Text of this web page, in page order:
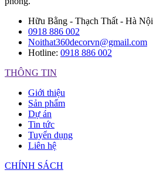
Hữu Bằng - Thạch Thất - Hà Nội
0918 886 002
Noithat360decorvn@gmail.com
Hotline: 0918 886 002
THÔNG TIN
Giới thiệu
Sản phẩm
Dự án
Tin tức
Tuyển dụng
Liên hệ
CHÍNH SÁCH